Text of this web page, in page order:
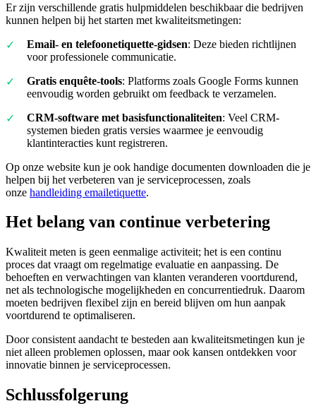
Er zijn verschillende gratis hulpmiddelen beschikbaar die bedrijven
kunnen helpen bij het starten met kwaliteitsmetingen:
Email- en telefoonetiquette-gidsen: Deze bieden richtlijnen
voor professionele communicatie.
Gratis enquête-tools: Platforms zoals Google Forms kunnen
eenvoudig worden gebruikt om feedback te verzamelen.
CRM-software met basisfunctionaliteiten: Veel CRM-
systemen bieden gratis versies waarmee je eenvoudig
klantinteracties kunt registreren.
Op onze website kun je ook handige documenten downloaden die je
helpen bij het verbeteren van je serviceprocessen, zoals
onze handleiding emailetiquette.
Het belang van continue verbetering
Kwaliteit meten is geen eenmalige activiteit; het is een continu
proces dat vraagt om regelmatige evaluatie en aanpassing. De
behoeften en verwachtingen van klanten veranderen voortdurend,
net als technologische mogelijkheden en concurrentiedruk. Daarom
moeten bedrijven flexibel zijn en bereid blijven om hun aanpak
voortdurend te optimaliseren.
Door consistent aandacht te besteden aan kwaliteitsmetingen kun je
niet alleen problemen oplossen, maar ook kansen ontdekken voor
innovatie binnen je serviceprocessen.
Schlussfolgerung